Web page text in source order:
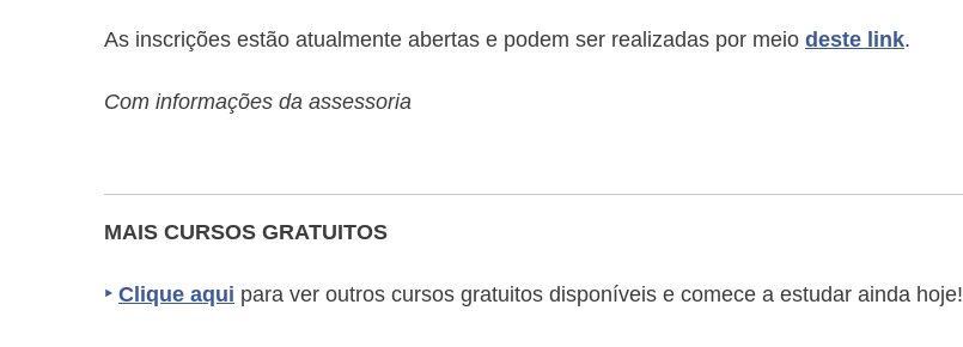
As inscrições estão atualmente abertas e podem ser realizadas por meio deste link.
Com informações da assessoria
MAIS CURSOS GRATUITOS
‣ Clique aqui para ver outros cursos gratuitos disponíveis e comece a estudar ainda hoje!